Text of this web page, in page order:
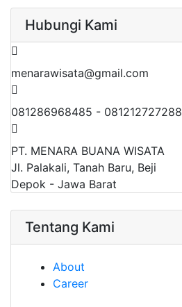
Hubungi Kami
menarawisata@gmail.com
081286968485 - 081212727288
PT. MENARA BUANA WISATA
Jl. Palakali, Tanah Baru, Beji
Depok - Jawa Barat
Tentang Kami
About
Career